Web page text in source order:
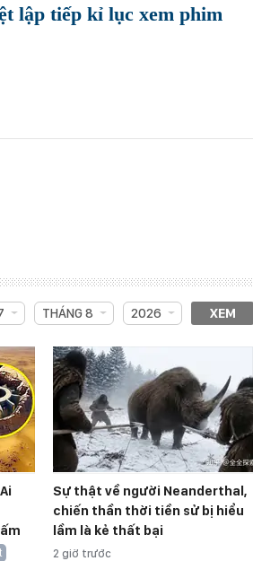
lập tiếp kỉ lục xem phim
THÁNG 8 2026 XEM
Sự thật về người Neanderthal,
chiến thần thời tiền sử bị hiểu
lầm là kẻ thất bại
2 giờ trước